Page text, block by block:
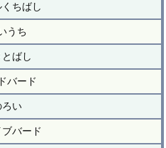
くちばし
うち
ばし
バード
ろい
バード